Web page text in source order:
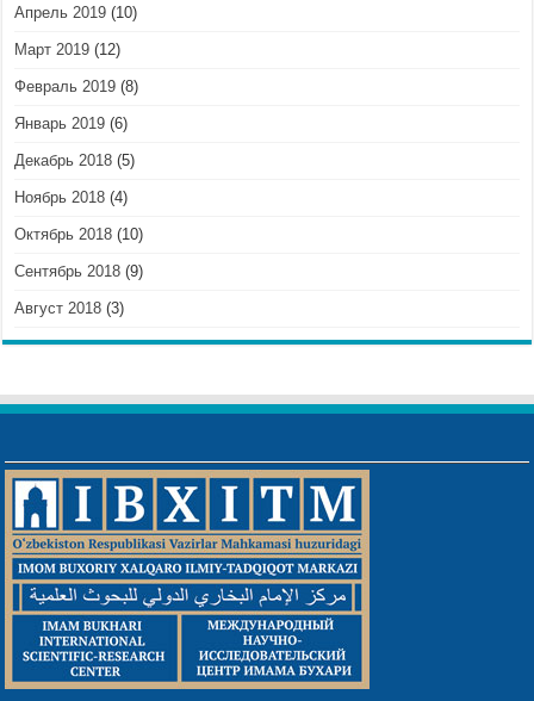
Апрель 2019 (10)
Март 2019 (12)
Февраль 2019 (8)
Январь 2019 (6)
Декабрь 2018 (5)
Ноябрь 2018 (4)
Октябрь 2018 (10)
Сентябрь 2018 (9)
Август 2018 (3)